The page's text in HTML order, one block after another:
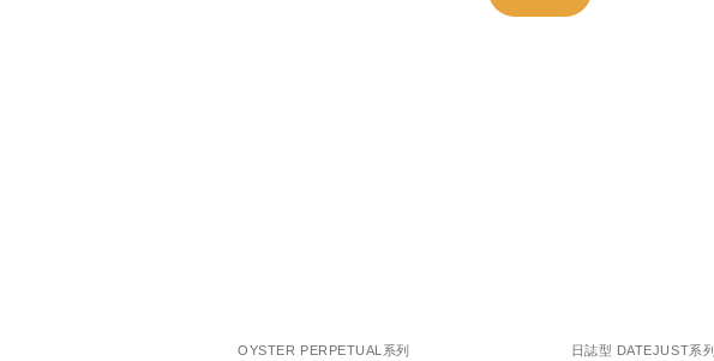
OYSTER PERPETUAL系列 日誌型 DATEJUST系列